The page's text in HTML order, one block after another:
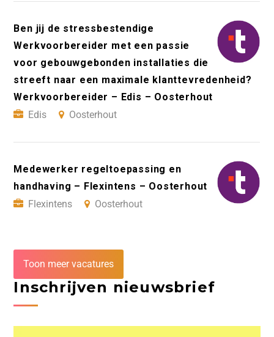
Ben jij de stressbestendige
Werkvoorbereider met een passie
voor gebouwgebonden installaties die
streeft naar een maximale klanttevredenheid?
Werkvoorbereider – Edis – Oosterhout
Edis
Oosterhout
Medewerker regeltoepassing en
handhaving – Flexintens – Oosterhout
Flexintens
Oosterhout
Toon meer vacatures
Inschrijven nieuwsbrief